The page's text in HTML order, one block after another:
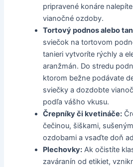
pripravené konáre
vianočné ozdoby.
Tortový podnos alebo
sviečok na tortovom
tanieri vytvoríte rýchly a
aranžmán. Do stredu
ktorom bežne podávate
sviečky a dozdobte
podľa vášho vkusu.
Črepníky či kvetináče:
čečinou, šiškami,
ozdobami a vsaďte doň
Plechovky: Ak očistíte
zaváranín od etikiet,